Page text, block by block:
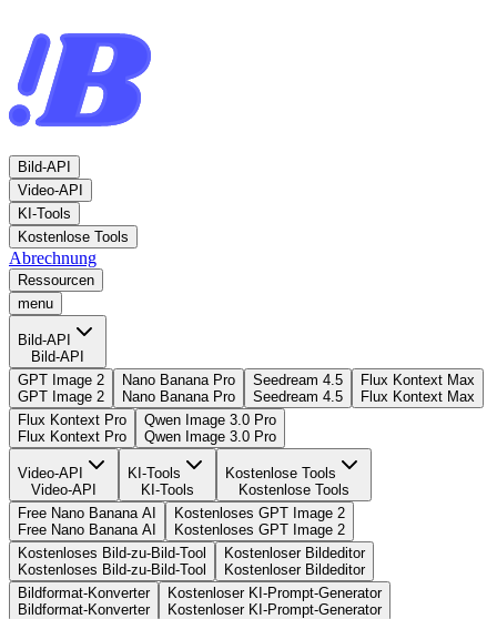
Bild-API
Video-API
KI-Tools
Kostenlose Tools
Abrechnung
Ressourcen
menu
Bild-API
Bild-API
GPT Image 2
GPT Image 2
Nano Banana Pro
Nano Banana Pro
Seedream 4.5
Seedream 4.5
Flux Kontext Max
Flux Kontext Max
Flux Kontext Pro
Flux Kontext Pro
Qwen Image 3.0 Pro
Qwen Image 3.0 Pro
Video-API
Video-API
KI-Tools
KI-Tools
Kostenlose Tools
Kostenlose Tools
Free Nano Banana AI
Free Nano Banana AI
Kostenloses GPT Image 2
Kostenloses GPT Image 2
Kostenloses Bild-zu-Bild-Tool
Kostenloses Bild-zu-Bild-Tool
Kostenloser Bildeditor
Kostenloser Bildeditor
Bildformat-Konverter
Bildformat-Konverter
Kostenloser KI-Prompt-Generator
Kostenloser KI-Prompt-Generator